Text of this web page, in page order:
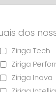
dos
Zíriga Tech
Zíriga
Zíriga Inova